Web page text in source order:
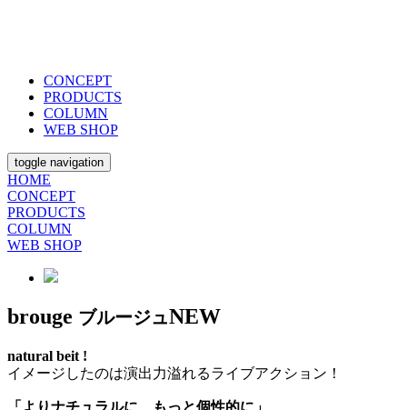
CONCEPT
PRODUCTS
COLUMN
WEB SHOP
toggle navigation
HOME
CONCEPT
PRODUCTS
COLUMN
WEB SHOP
brouge ブルージュNEW
natural beit !
イメージしたのは演出力溢れるライブアクション！
「よりナチュラルに、もっと個性的に」